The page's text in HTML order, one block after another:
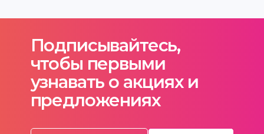
Подписывайтесь,
чтобы первыми
узнавать о акциях и
предложениях